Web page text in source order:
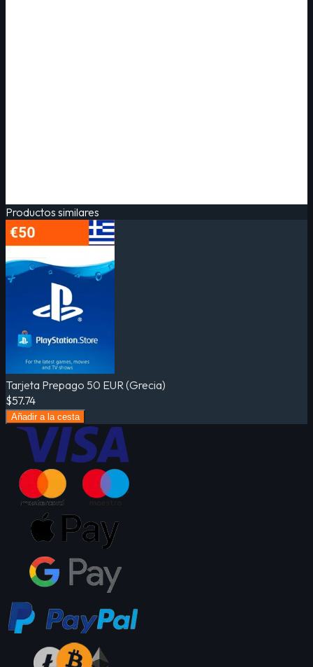
Productos similares
Tarjeta Prepago 50 EUR (Grecia)
$57.74
Añadir a la cesta